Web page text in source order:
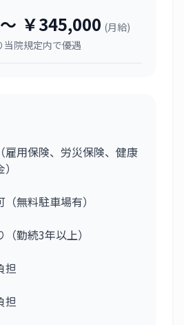
〜 ￥345,000 (月給)
院規定内で優遇
雇用保険、労災保険、健康
無料駐車場有）
勤続3年以上）
担
担